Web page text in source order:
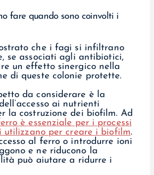
fare quando sono coinvolti i
che i fagi si infiltrano
se associati agli antibiotici,
un effetto sinergico nella
di queste colonie protette.
da considerare è la
ai nutrienti
la costruzione dei biofilm. Ad
è essenziale per i processi
utilizzano per creare i biofilm.
al ferro o introdurre ioni
e ne riducono la
può aiutare a ridurre i